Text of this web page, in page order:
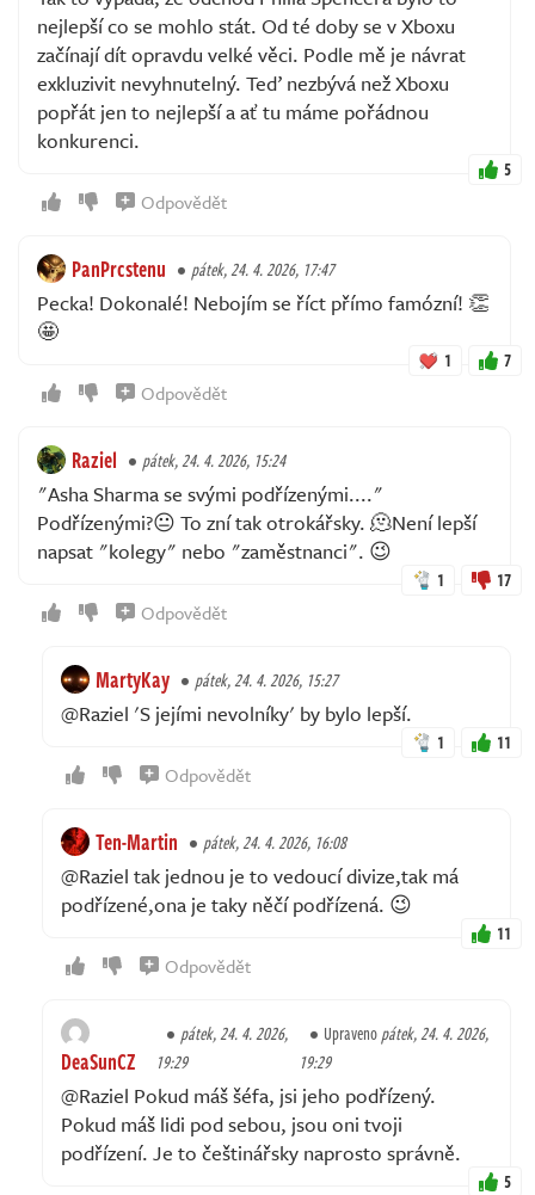
nejlepší co se mohlo stát. Od té doby se v Xboxu
začínají dít opravdu velké věci. Podle mě je návrat
exkluzivit nevyhnutelný. Teď nezbývá než Xboxu
popřát jen to nejlepší a ať tu máme pořádnou
konkurenci.
5
Odpovědět
PanPrcstenu pátek, 24. 4. 2026, 17:47
Pecka! Dokonalé! Nebojím se říct přímo famózní! 👏
🤩
1 7
Odpovědět
Raziel pátek, 24. 4. 2026, 15:24
"Asha Sharma se svými podřízenými...."
Podřízenými?😐 To zní tak otrokářsky. 🫠Není lepší
napsat "kolegy" nebo "zaměstnanci". 😉
1 17
Odpovědět
MartyKay pátek, 24. 4. 2026, 15:27
@Raziel 'S jejími nevolníky' by bylo lepší.
1 11
Odpovědět
Ten-Martin pátek, 24. 4. 2026, 16:08
@Raziel tak jednou je to vedoucí divize,tak má
podřízené,ona je taky něčí podřízená. 😉
11
Odpovědět
DeaSunCZ
pátek, 24. 4. 2026,
19:29
Upravenopátek, 24. 4. 2026,
19:29
@Raziel Pokud máš šéfa, jsi jeho podřízený.
Pokud máš lidi pod sebou, jsou oni tvoji
podřízení. Je to češtinářsky naprosto správně.
5